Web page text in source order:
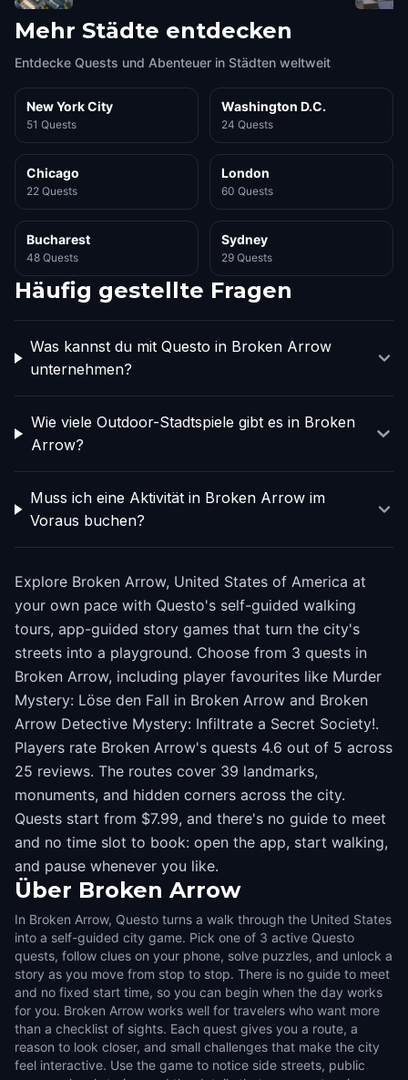
Mehr Städte entdecken
Entdecke Quests und Abenteuer in Städten weltweit
New York City
51 Quests
Washington D.C.
24 Quests
Chicago
22 Quests
London
60 Quests
Bucharest
48 Quests
Sydney
29 Quests
Häufig gestellte Fragen
Was kannst du mit Questo in Broken Arrow
unternehmen?
Wie viele Outdoor-Stadtspiele gibt es in Broken
Arrow?
Muss ich eine Aktivität in Broken Arrow im
Voraus buchen?
Explore Broken Arrow, United States of America at
your own pace with Questo's self-guided walking
tours, app-guided story games that turn the city's
streets into a playground. Choose from 3 quests in
Broken Arrow, including player favourites like Murder
Mystery: Löse den Fall in Broken Arrow and Broken
Arrow Detective Mystery: Infiltrate a Secret Society!.
Players rate Broken Arrow's quests 4.6 out of 5 across
25 reviews. The routes cover 39 landmarks,
monuments, and hidden corners across the city.
Quests start from $7.99, and there's no guide to meet
and no time slot to book: open the app, start walking,
and pause whenever you like.
Über Broken Arrow
In Broken Arrow, Questo turns a walk through the United States
into a self-guided city game. Pick one of 3 active Questo
quests, follow clues on your phone, solve puzzles, and unlock a
story as you move from stop to stop. There is no guide to meet
and no fixed start time, so you can begin when the day works
for you. Broken Arrow works well for travelers who want more
than a checklist of sights. Each quest gives you a route, a
reason to look closer, and small challenges that make the city
feel interactive. Use the game to notice side streets, public